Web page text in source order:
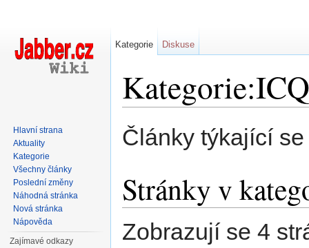
Články týkající
Stránky v
Zobrazují se 4
Kategorie Diskuse
Hlavní strana
Aktuality
Kategorie
Všechny články
Poslední změny
Náhodná stránka
Nová stránka
Nápověda
Zajímavé odkazy